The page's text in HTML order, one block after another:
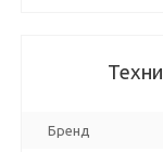
Бренд